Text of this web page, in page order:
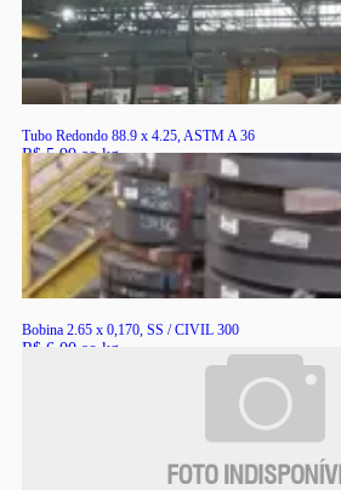
Tubo Redondo 88.9 x 4.25, ASTM A 36
R$ 5,99 ao kg
RS
Bobina 2.65 x 0,170, SS / CIVIL 300
R$ 6,00 ao kg